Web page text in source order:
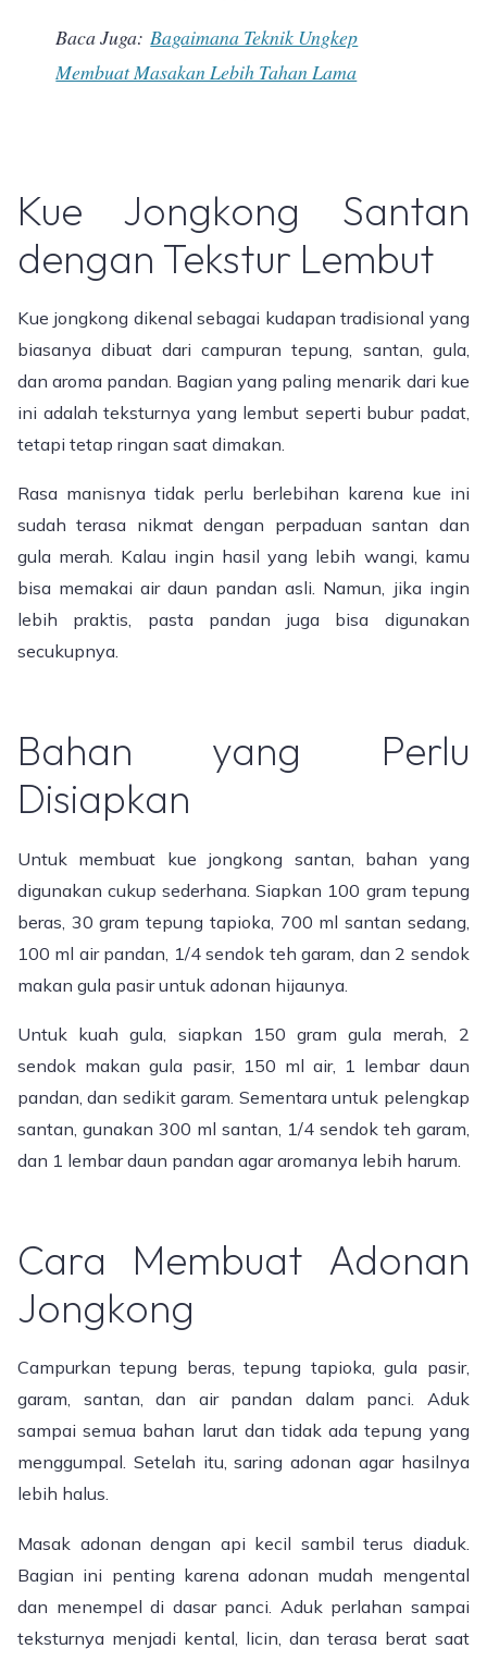
Baca Juga:Bagaimana Teknik Ungkep
Membuat Masakan Lebih Tahan Lama
Kue Jongkong Santan
dengan Tekstur Lembut
Kue jongkong dikenal sebagai kudapan tradisional yang
biasanya dibuat dari campuran tepung, santan, gula,
dan aroma pandan. Bagian yang paling menarik dari kue
ini adalah teksturnya yang lembut seperti bubur padat,
tetapi tetap ringan saat dimakan.
Rasa manisnya tidak perlu berlebihan karena kue ini
sudah terasa nikmat dengan perpaduan santan dan
gula merah. Kalau ingin hasil yang lebih wangi, kamu
bisa memakai air daun pandan asli. Namun, jika ingin
lebih praktis, pasta pandan juga bisa digunakan
secukupnya.
Bahan yang Perlu
Disiapkan
Untuk membuat kue jongkong santan, bahan yang
digunakan cukup sederhana. Siapkan 100 gram tepung
beras, 30 gram tepung tapioka, 700 ml santan sedang,
100 ml air pandan, 1/4 sendok teh garam, dan 2 sendok
makan gula pasir untuk adonan hijaunya.
Untuk kuah gula, siapkan 150 gram gula merah, 2
sendok makan gula pasir, 150 ml air, 1 lembar daun
pandan, dan sedikit garam. Sementara untuk pelengkap
santan, gunakan 300 ml santan, 1/4 sendok teh garam,
dan 1 lembar daun pandan agar aromanya lebih harum.
Cara Membuat Adonan
Jongkong
Campurkan tepung beras, tepung tapioka, gula pasir,
garam, santan, dan air pandan dalam panci. Aduk
sampai semua bahan larut dan tidak ada tepung yang
menggumpal. Setelah itu, saring adonan agar hasilnya
lebih halus.
Masak adonan dengan api kecil sambil terus diaduk.
Bagian ini penting karena adonan mudah mengental
dan menempel di dasar panci. Aduk perlahan sampai
teksturnya menjadi kental, licin, dan terasa berat saat